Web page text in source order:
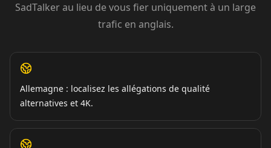
SadTalker au lieu de vous fier uniquement à un large
trafic en anglais.
Allemagne : localisez les allégations de qualité
alternatives et 4K.